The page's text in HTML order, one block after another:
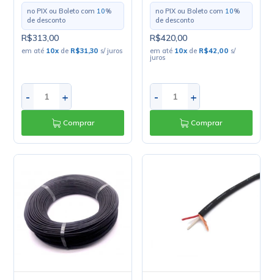
no PIX ou Boleto com 10%
de desconto
R$313,00
em até 10x de R$31,30 s/ juros
- +
Comprar
no PIX ou Boleto com 10%
de desconto
R$420,00
em até 10x de R$42,00 s/
juros
- +
Comprar